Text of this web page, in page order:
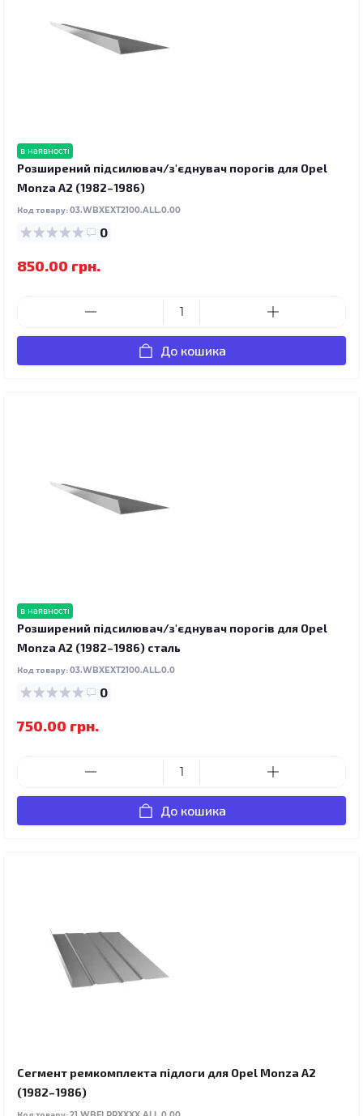
в наявності
Розширений підсилювач/з'єднувач порогів для Opel
Monza A2 (1982–1986)
Код товару:03.WBXEXT2100.ALL.0.00
0
850.00 грн.
До кошика
в наявності
Розширений підсилювач/з'єднувач порогів для Opel
Monza A2 (1982–1986) сталь
Код товару:03.WBXEXT2100.ALL.0.0
0
750.00 грн.
До кошика
Сегмент ремкомплекта підлоги для Opel Monza A2
(1982–1986)
Код товару: